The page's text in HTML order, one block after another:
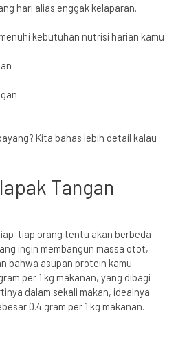
hari alias enggak kelaparan.
kebutuhan nutrisi harian kamu:
Kita bahas lebih detail kalau
Tangan
tiap orang tentu akan berbeda-
ingin membangun massa otot,
bahwa asupan protein kamu
per 1 kg makanan, yang dibagi
dalam sekali makan, idealnya
0.4 gram per 1 kg makanan.